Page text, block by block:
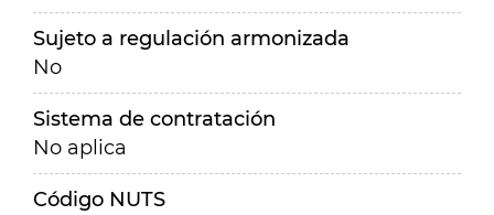
Sujeto a regulación armonizada
No
Sistema de contratación
No aplica
Código NUTS